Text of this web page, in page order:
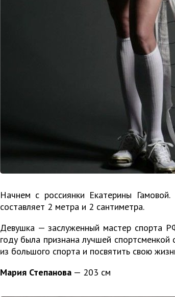
Начнем с россиянки Екатерины
составляет 2 метра и 2 сантиметра.
Девушка — заслуженный мастер спорта
году была признана лучшей
из большого спорта и посвятить свою
Мария Степанова — 203 см